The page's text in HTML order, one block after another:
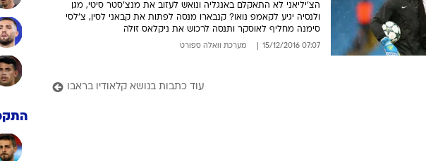
הצ'יליאני לא התאקלם באנגליה ונואש לעזוב את מנצ'סטר סיטי, מגן
ולנסיה יגיע לקאמפ נואו? קנבארו מנסה לפתות את קבאני לסין, צ'לסי
סימנה מחליף לאוסקר ותנסה לרכוש את ניקלאס זולה
07:07 15/12/2016 מערכת וואלה ספורט
עוד כתבות בנושא קלאודיו בראבו